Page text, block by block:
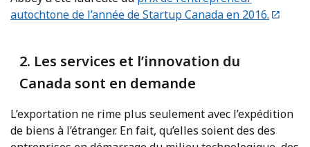
autochtone de l’année de Startup Canada en 2016.
2. Les services et l’innovation du
Canada sont en demande
L’exportation ne rime plus seulement avec l’expédition
de biens à l’étranger. En fait, qu’elles soient des des